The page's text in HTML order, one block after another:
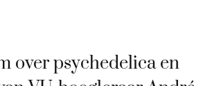
over psychedelica en